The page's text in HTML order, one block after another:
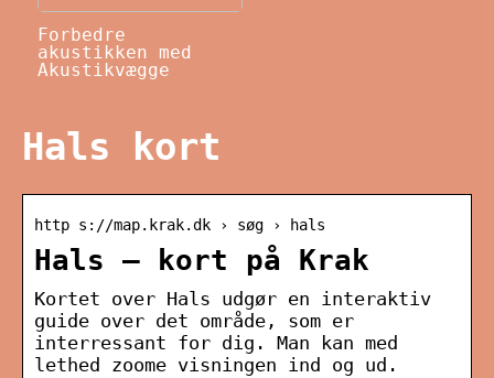
Forbedre
akustikken med
Akustikvægge
Hals kort
http s://map.krak.dk › søg › hals
Hals – kort på Krak
Kortet over Hals udgør en interaktiv
guide over det område, som er
interressant for dig. Man kan med
lethed zoome visningen ind og ud.